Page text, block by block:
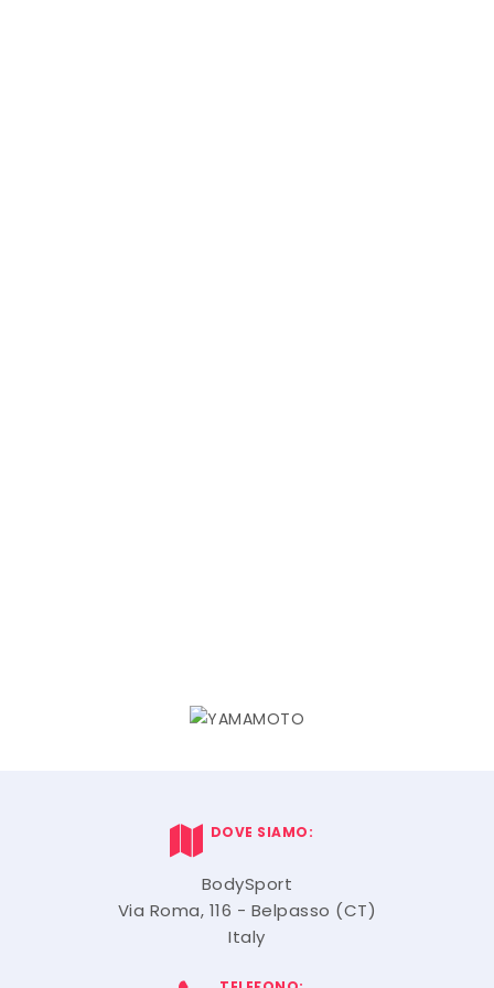
DOVE SIAMO:
BodySport
Via Roma, 116 - Belpasso (CT)
Italy